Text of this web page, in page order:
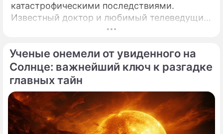
катастрофическими последствиями.
Известный доктор и любимый телеведущий
миллионов Александр Мясников обратил
мировой медицине, который буквально
перечеркнул все наши прошлые
представления о здоровье.
Ученые онемели от увиденного на
Солнце: важнейший ключ к разгадке
главных тайн